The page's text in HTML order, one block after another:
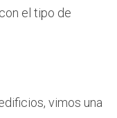
el tipo de
vimos una